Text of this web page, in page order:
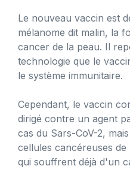
Le nouveau vaccin est
mélanome dit malin, la
cancer de la peau. Il
technologie que le
le système immunitaire.
Cependant, le vaccin
dirigé contre un agent
cas du Sars-CoV-2,
cellules cancéreuses
qui souffrent déjà d'un